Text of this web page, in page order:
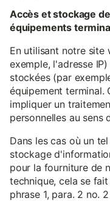
Accès et stockage
équipements
En utilisant notre site
exemple, l'adresse
stockées (par
équipement terminal.
impliquer un
personnelles au sens
Dans les cas où un
stockage
pour la fourniture de
technique, cela se
phrase 1, para. 2 no.